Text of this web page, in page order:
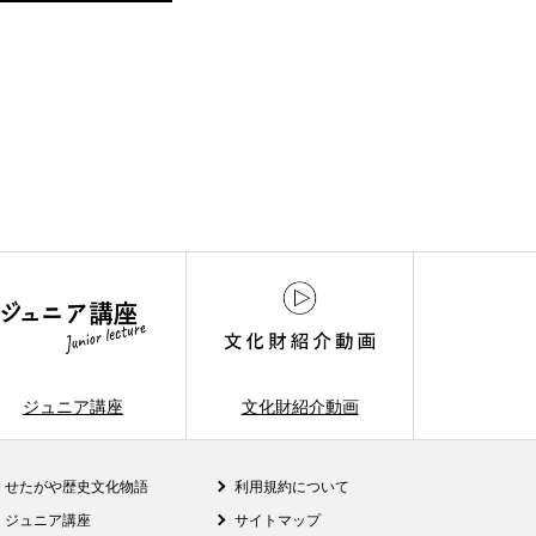
ジュニア講座 文化財紹介動画
せたがや歴史文化物語
ジュニア講座
利用規約について
サイトマップ